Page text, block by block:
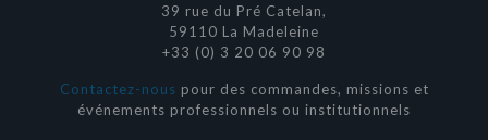
39 rue du Pré Catelan,
59110 La Madeleine
+33 (0) 3 20 06 90 98
Contactez-nous pour des commandes, missions et
événements professionnels ou institutionnels